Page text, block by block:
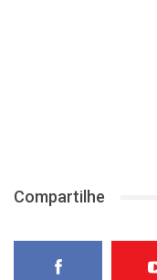
Compartilhe